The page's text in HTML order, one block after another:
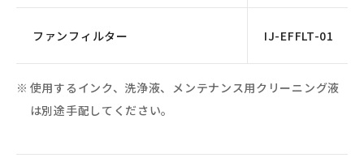
ファンフィルター IJ-EFFLT-01
使用するインク、洗浄液、メンテナンス用クリーニング液
は別途手配してください。